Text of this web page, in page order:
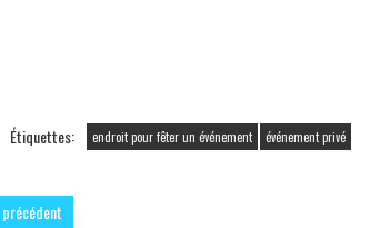
Étiquettes: endroit pour fêter un événement événement privé